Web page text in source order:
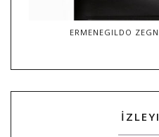
ERMENEGILDO